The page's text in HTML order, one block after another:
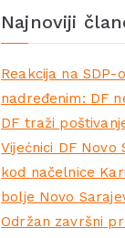
Najnoviji
Reakcija na SDP-
nadređenim: DF
DF traži
Vijećnici DF Novo
kod načelnice
bolje Novo
Održan završni